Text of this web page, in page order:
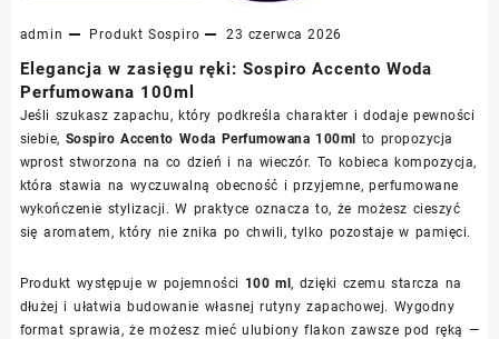
admin Produkt Sospiro 23 czerwca 2026
Elegancja w zasięgu ręki: Sospiro Accento Woda
Perfumowana 100ml
Jeśli szukasz zapachu, który podkreśla charakter i dodaje pewności
siebie, Sospiro Accento Woda Perfumowana 100ml to propozycja
wprost stworzona na co dzień i na wieczór. To kobieca kompozycja,
która stawia na wyczuwalną obecność i przyjemne, perfumowane
wykończenie stylizacji. W praktyce oznacza to, że możesz cieszyć
się aromatem, który nie znika po chwili, tylko pozostaje w pamięci.
Produkt występuje w pojemności 100 ml, dzięki czemu starcza na
dłużej i ułatwia budowanie własnej rutyny zapachowej. Wygodny
format sprawia, że możesz mieć ulubiony flakon zawsze pod ręką —